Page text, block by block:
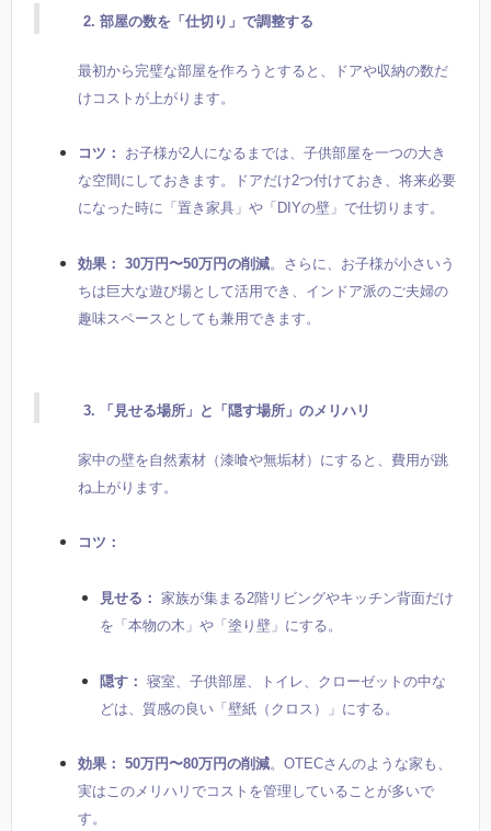
2. 部屋の数を「仕切り」で調整する
最初から完璧な部屋を作ろうとすると、ドアや収納の数だ
けコストが上がります。
コツ：
お子様が2人になるまでは、子供部屋を一つの大き
な空間にしておきます。ドアだけ2つ付けておき、将来必要
になった時に「置き家具」や「DIYの壁」で仕切ります。
効果： 30万円〜50万円の削減。さらに、お子様が小さいう
ちは巨大な遊び場として活用でき、インドア派のご夫婦の
趣味スペースとしても兼用できます。
3. 「見せる場所」と「隠す場所」のメリハリ
家中の壁を自然素材（漆喰や無垢材）にすると、費用が跳
ね上がります。
コツ：
見せる： 家族が集まる2階リビングやキッチン背面だけ
を「本物の木」や「塗り壁」にする。
隠す： 寝室、子供部屋、トイレ、クローゼットの中な
どは、質感の良い「壁紙（クロス）」にする。
効果： 50万円〜80万円の削減。OTECさんのような家も、
実はこのメリハリでコストを管理していることが多いで
す。